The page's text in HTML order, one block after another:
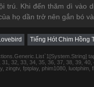
trú. Khi đến thăm dì vào
họ dần trở nên gắn bó
Tiếng Hót Chim Hồng
31, 32, 33, 34, 35, 36, 37, 38, 39,
zingtv, fptplay, phim1080,